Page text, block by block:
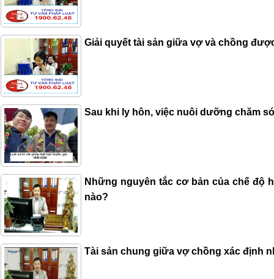
Giải quyết tài sản giữa vợ và chồng
Sau khi ly hôn, việc nuôi dưỡng chăm
Những nguyên tắc cơ bản của chế
nào?
Tài sản chung giữa vợ chồng xác định